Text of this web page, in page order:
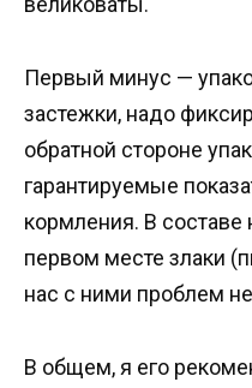
Первый минус —
застежки, надо
обратной стороне
гарантируемые
кормления. В составе
первом месте злаки
нас с ними проблем
В общем, я его